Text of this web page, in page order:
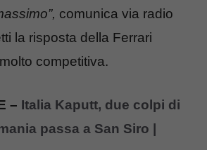
comunica via radio
la risposta della Ferrari
competitiva.
– Italia Kaputt, due colpi di
passa a San Siro |